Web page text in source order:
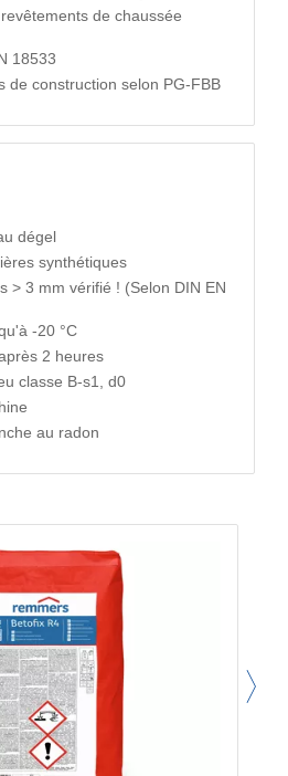
de chaussée
18533
de construction selon PG-FBB
dégel
synthétiques
> 3 mm vérifié ! (Selon DIN EN
-20 °C
2 heures
classe B-s1, d0
au radon